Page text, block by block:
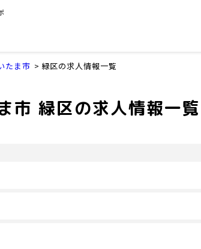
たま市 緑区の求人情報一覧
市 緑区の求人情報一覧